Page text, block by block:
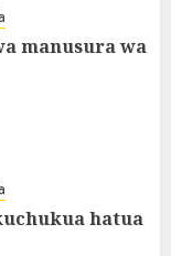
manusura wa
hatua